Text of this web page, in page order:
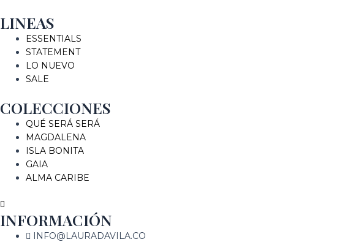
LINEAS
ESSENTIALS
STATEMENT
LO NUEVO
SALE
COLECCIONES
QUÉ SERÁ SERÁ
MAGDALENA
ISLA BONITA
GAIA
ALMA CARIBE
INFORMACIÓN
INFO@LAURADAVILA.CO